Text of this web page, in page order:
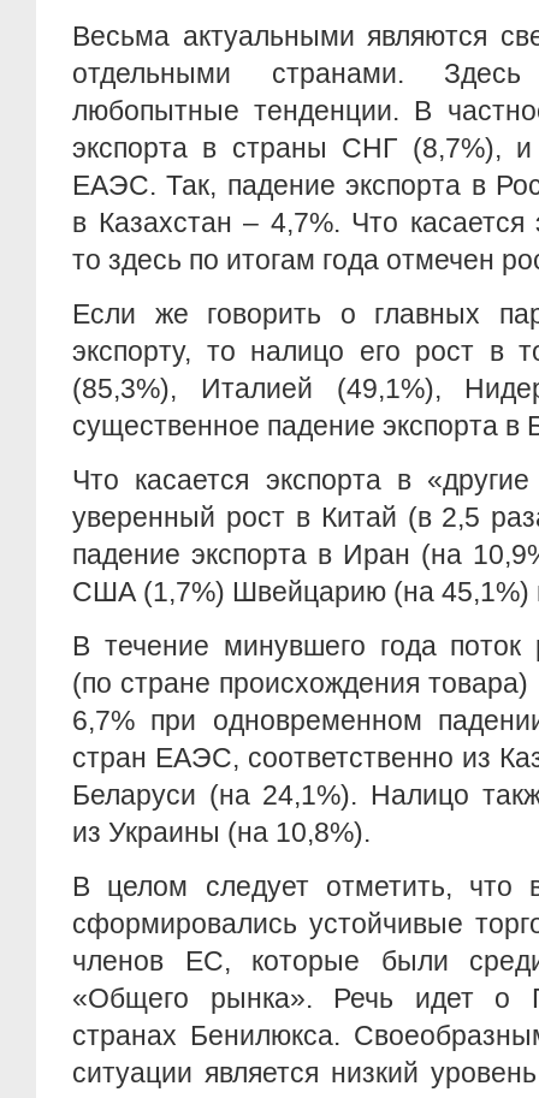
Весьма актуальными являются
отдельными странами.
любопытные тенденции. В
экспорта в страны СНГ (8,7%),
ЕАЭС. Так, падение экспорта в
в Казахстан – 4,7%. Что касается
то здесь по итогам года отмечен
Если же говорить о главных
экспорту, то налицо его рост в
(85,3%), Италией (49,1%),
существенное падение экспорта в
Что касается экспорта в
уверенный рост в Китай (в 2,5
падение экспорта в Иран (на
США (1,7%) Швейцарию (на 45,1%)
В течение минувшего года поток
(по стране происхождения
6,7% при одновременном
стран ЕАЭС, соответственно из
Беларуси (на 24,1%). Налицо
из Украины (на 10,8%).
В целом следует отметить, что
сформировались устойчивые
членов ЕС, которые были среди
«Общего рынка». Речь идет о
странах Бенилюкса.
ситуации является низкий